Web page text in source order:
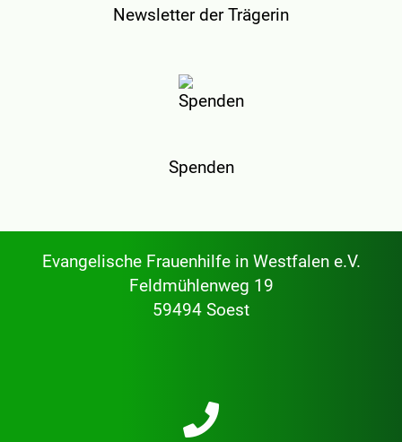
Newsletter der Trägerin
Spenden
Evangelische Frauenhilfe in Westfalen e.V.
Feldmühlenweg 19
59494 Soest